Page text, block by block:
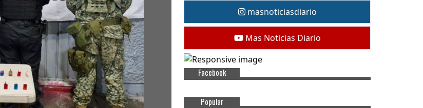
masnoticiasdiario
Mas Noticias Diario
Facebook
Popular